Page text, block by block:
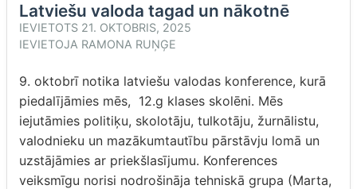
Latviešu valoda tagad un nākotnē
IEVIETOTS 21. OKTOBRIS, 2025
IEVIETOJA RAMONA RUŅĢE
9. oktobrī notika latviešu valodas konference, kurā
piedalījāmies mēs, 12.g klases skolēni. Mēs
iejutāmies politiķu, skolotāju, tulkotāju, žurnālistu,
valodnieku un mazākumtautību pārstāvju lomā un
uzstājāmies ar priekšlasījumu. Konferences
veiksmīgu norisi nodrošināja tehniskā grupa (Marta,